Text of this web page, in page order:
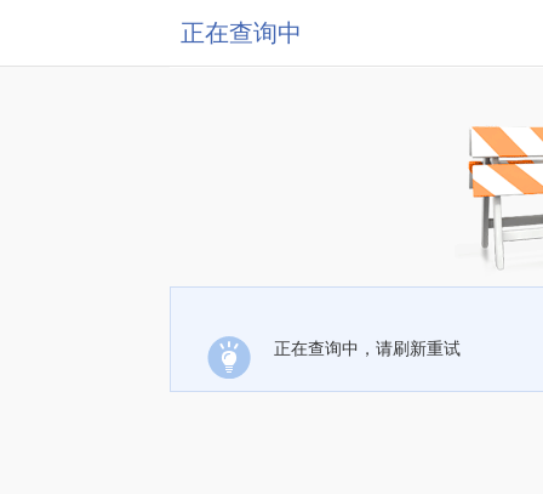
正在查询中
正在查询中，请刷新重试